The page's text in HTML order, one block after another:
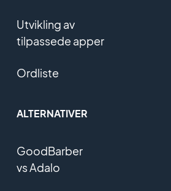
Utvikling av
tilpassede apper
Ordliste
ALTERNATIVER
GoodBarber
vs Adalo